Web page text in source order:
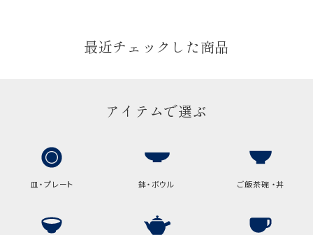
最近チェックした商品
アイテムで選ぶ
皿・プレート 鉢・ボウル ご飯茶碗 ・丼